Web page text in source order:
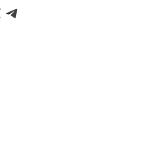
Telegram